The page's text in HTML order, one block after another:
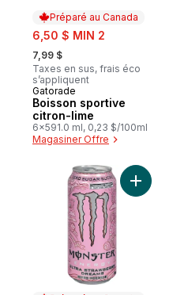
Préparé au Canada
sale:
6,50 $ MIN 2
, formerly:
7,99 $
Taxes en sus, frais éco
s’appliquent
Préparé au Canada
Gatorade
Boisson sportive
citron-lime
6x591.0 ml, 0,23 $/100ml
Magasiner Offre
Ajouter